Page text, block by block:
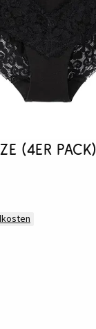
(4er Pack)